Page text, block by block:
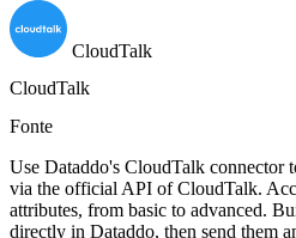
CloudTalk
CloudTalk
Fonte
Use Dataddo's CloudTalk connector
via the official API of CloudTalk.
attributes, from basic to advanced.
directly in Dataddo, then send them